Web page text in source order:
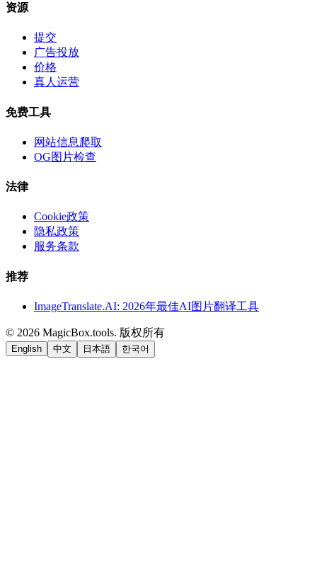
资源
提交
广告投放
价格
真人运营
免费工具
网站信息爬取
OG图片检查
法律
Cookie政策
隐私政策
服务条款
推荐
ImageTranslate.AI: 2026年最佳AI图片翻译工具
© 2026 MagicBox.tools. 版权所有
English 中文 日本語 한국어